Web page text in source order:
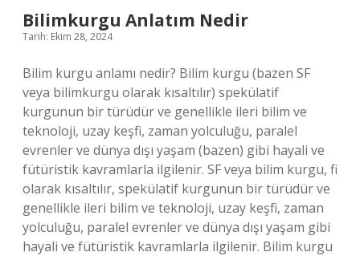
Bilimkurgu Anlatım Nedir
Tarih: Ekim 28, 2024
Bilim kurgu anlamı nedir? Bilim kurgu (bazen SF
veya bilimkurgu olarak kısaltılır) spekülatif
kurgunun bir türüdür ve genellikle ileri bilim ve
teknoloji, uzay keşfi, zaman yolculuğu, paralel
evrenler ve dünya dışı yaşam (bazen) gibi hayali ve
fütüristik kavramlarla ilgilenir. SF veya bilim kurgu, fi
olarak kısaltılır, spekülatif kurgunun bir türüdür ve
genellikle ileri bilim ve teknoloji, uzay keşfi, zaman
yolculuğu, paralel evrenler ve dünya dışı yaşam gibi
hayali ve fütüristik kavramlarla ilgilenir. Bilim kurgu